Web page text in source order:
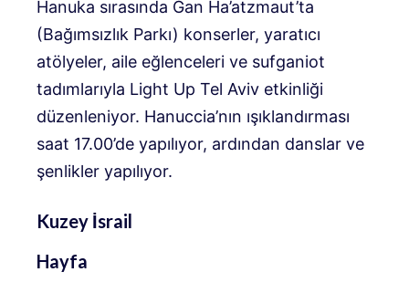
Hanuka sırasında Gan Ha’atzmaut’ta
(Bağımsızlık Parkı) konserler, yaratıcı
atölyeler, aile eğlenceleri ve sufganiot
tadımlarıyla Light Up Tel Aviv etkinliği
düzenleniyor. Hanuccia’nın ışıklandırması
saat 17.00’de yapılıyor, ardından danslar ve
şenlikler yapılıyor.
Kuzey İsrail
Hayfa